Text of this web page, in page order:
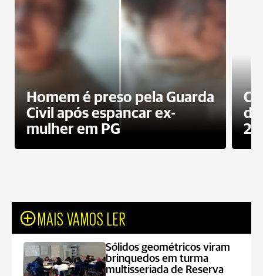
Homem é preso pela Guarda
Civil após espancar ex-
mulher em PG
da
MAIS VAMOS LER
Sólidos geométricos viram
brinquedos em turma
multisseriada de Reserva